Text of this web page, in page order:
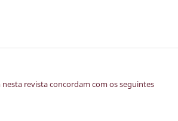
revista concordam com os seguintes